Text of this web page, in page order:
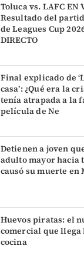
Toluca vs. LAFC EN
Resultado del
de Leagues Cup
DIRECTO
Final explicado de
casa’: ¿Qué era la
tenía atrapada a la
película de Ne
Detienen a joven
adulto mayor hacia
causó su muerte
Huevos piratas: el
comercial que llega
cocina